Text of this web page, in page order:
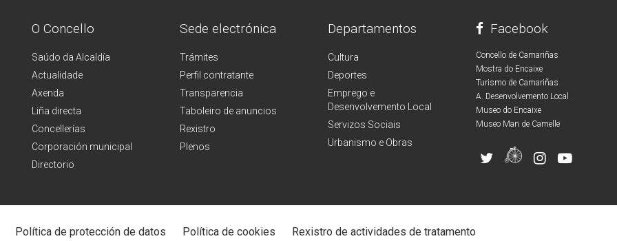
O Concello
Saúdo da Alcaldía
Actualidade
Axenda
Liña directa
Concellerías
Corporación municipal
Directorio
Sede electrónica
Trámites
Perfil contratante
Transparencia
Taboleiro de anuncios
Rexistro
Plenos
Departamentos
Cultura
Deportes
Emprego e
Desenvolvemento Local
Servizos Sociais
Urbanismo e Obras
Facebook
Concello de Camariñas
Mostra do Encaixe
Turismo de Camariñas
A. Desenvolvemento Local
Museo do Encaixe
Museo Man de Camelle
Política de protección de datos Política de cookies Rexistro de actividades de tratamento